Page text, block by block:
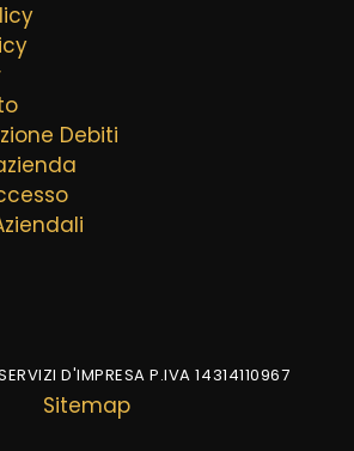
Debiti
D'IMPRESA P.IVA 14314110967
Sitemap